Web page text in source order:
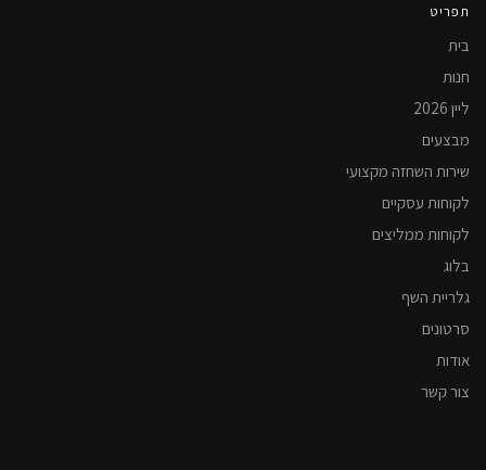
תפריט
בית
חנות
ליין 2026
מבצעים
שירות השחזה מקצועי
לקוחות עסקיים
לקוחות ממליצים
בלוג
גלריית השף
סרטונים
אודות
צור קשר